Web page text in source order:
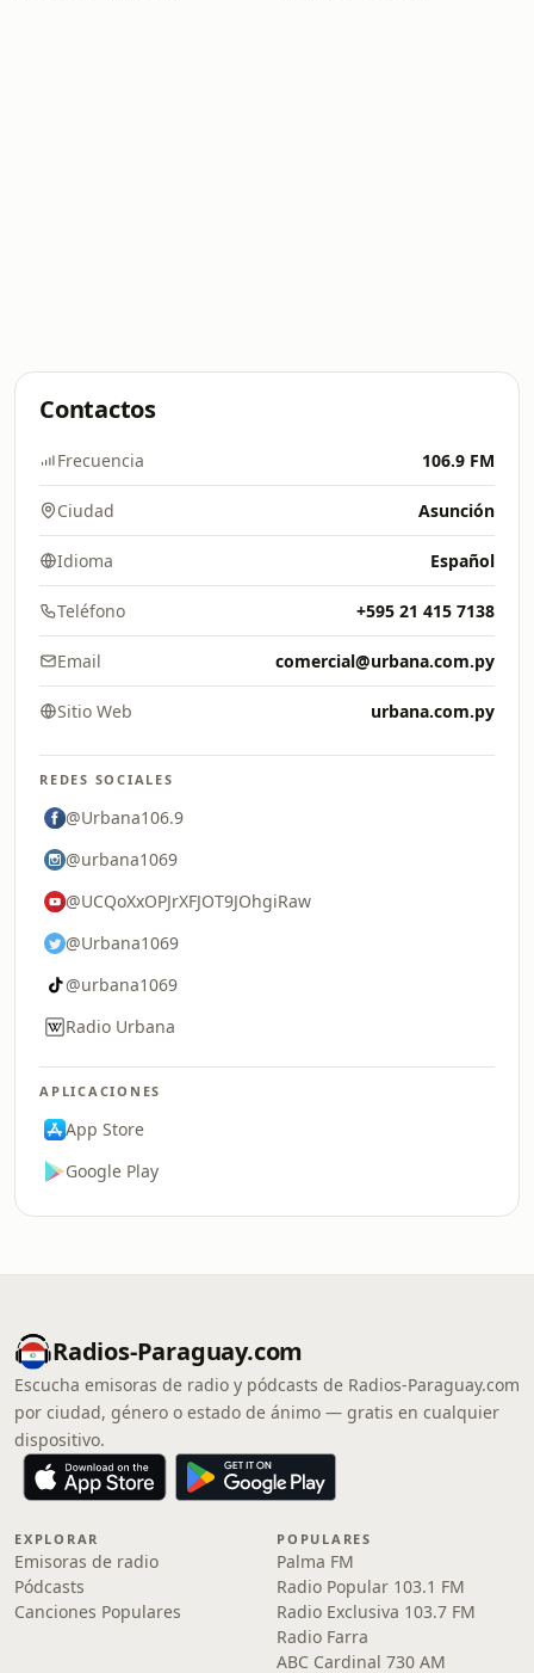
Contactos
Frecuencia 106.9 FM
Ciudad Asunción
Idioma Español
Teléfono +595 21 415 7138
Email comercial@urbana.com.py
Sitio Web urbana.com.py
REDES SOCIALES
@Urbana106.9
@urbana1069
@UCQoXxOPJrXFJOT9JOhgiRaw
@Urbana1069
@urbana1069
Radio Urbana
APLICACIONES
App Store
Google Play
Radios-Paraguay.com
Escucha emisoras de radio y pódcasts de Radios-Paraguay.com
por ciudad, género o estado de ánimo — gratis en cualquier
dispositivo.
EXPLORAR
Emisoras de radio
Pódcasts
Canciones Populares
POPULARES
Palma FM
Radio Popular 103.1 FM
Radio Exclusiva 103.7 FM
Radio Farra
ABC Cardinal 730 AM